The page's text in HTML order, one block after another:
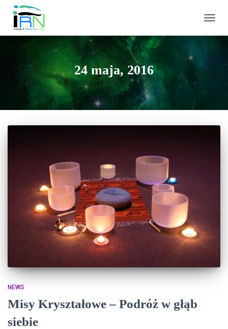
24 maja, 2016
NEWS
Misy Kryształowe – Podróż w głąb
siebie